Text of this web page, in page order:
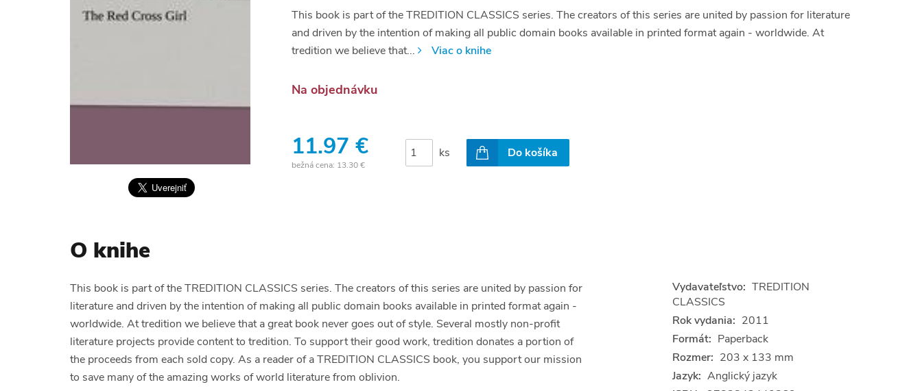
This book is part of the TREDITION CLASSICS series. The creators of this series are united by passion for literature
and driven by the intention of making all public domain books available in printed format again - worldwide. At
tredition we believe that...
Viac o knihe
Na objednávku
11.97 €
bežná cena: 13.30 €
ks Do košíka
O knihe
This book is part of the TREDITION CLASSICS series. The creators of this series are united by passion for
literature and driven by the intention of making all public domain books available in printed format again -
worldwide. At tredition we believe that a great book never goes out of style. Several mostly non-profit
literature projects provide content to tredition. To support their good work, tredition donates a portion of
the proceeds from each sold copy. As a reader of a TREDITION CLASSICS book, you support our mission
to save many of the amazing works of world literature from oblivion.
Vydavateľstvo: TREDITION
CLASSICS
Rok vydania: 2011
Formát: Paperback
Rozmer: 203 x 133 mm
Jazyk: Anglický jazyk